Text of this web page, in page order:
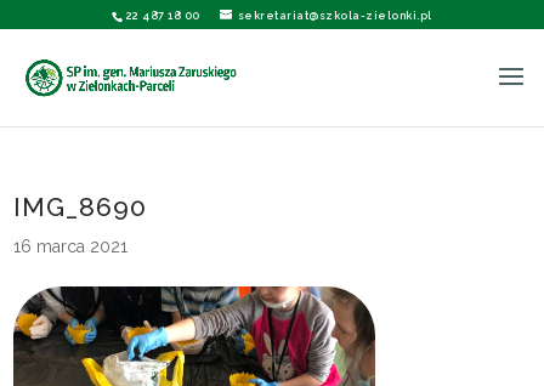
22 487 18 00 sekretariat@szkola-zielonki.pl
IMG_8690
16 marca 2021